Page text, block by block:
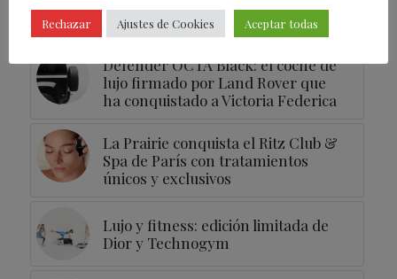
Quizás te interese
Defender OCTA Black: el coche de
lujo firmado por Land Rover que
ha conquistado a Victoria Federica
La Prairie conquista el Ritz Club &
Spa de París con tratamientos
únicos y exclusivos
Lujo y fitness: edición limitada de
Dior y Technogym
Rechazar Ajustes de Cookies Aceptar todas